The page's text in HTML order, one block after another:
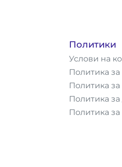
Политики
Услови на
Политика
Политика
Политика за
Политика